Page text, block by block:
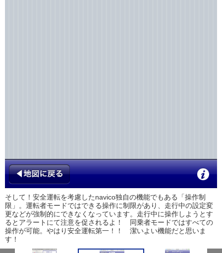
そして！安全運転を考慮したnavico独自の機能でもある「操作制
限」。運転者モードではできる操作に制限があり、走行中の設定変
更などが強制的にできなくなっています。走行中に操作しようとす
るとアラートにて注意を促されるよ！ 同乗者モードではすべての
操作が可能。やはり安全運転第一！！ 潔いよい機能だと思いま
す！